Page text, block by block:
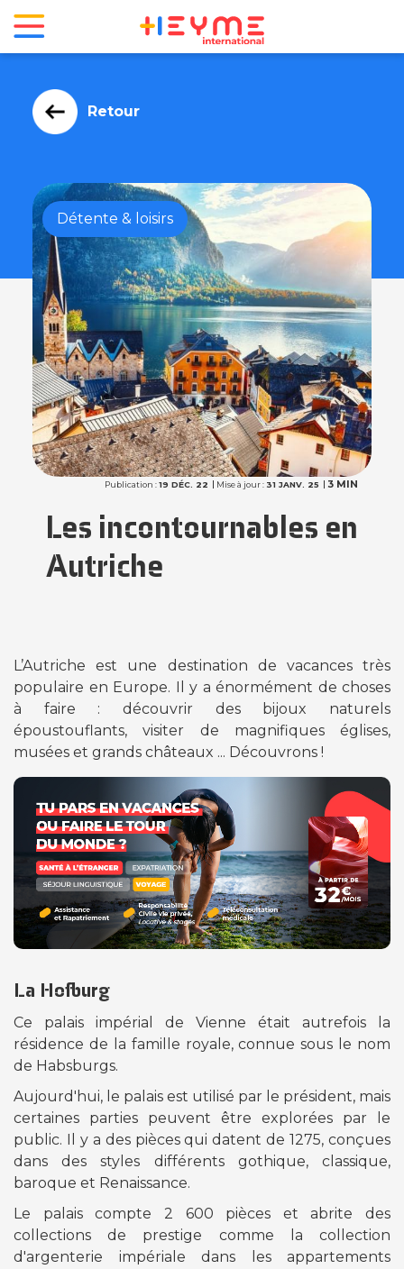
Retour
Détente & loisirs
Publication :19 DÉC. 22 Mise à jour : 31 JANV. 25 3 MIN
Les incontournables en
Autriche
L’Autriche est une destination de vacances très
populaire en Europe. Il y a énormément de choses
à faire : découvrir des bijoux naturels
époustouflants, visiter de magnifiques églises,
musées et grands châteaux ... Découvrons !
La Hofburg
Ce palais impérial de Vienne était autrefois la
résidence de la famille royale, connue sous le nom
de Habsburgs.
Aujourd'hui, le palais est utilisé par le président, mais
certaines parties peuvent être explorées par le
public. Il y a des pièces qui datent de 1275, conçues
dans des styles différents gothique, classique,
baroque et Renaissance.
Le palais compte 2 600 pièces et abrite des
collections de prestige comme la collection
d'argenterie impériale dans les appartements